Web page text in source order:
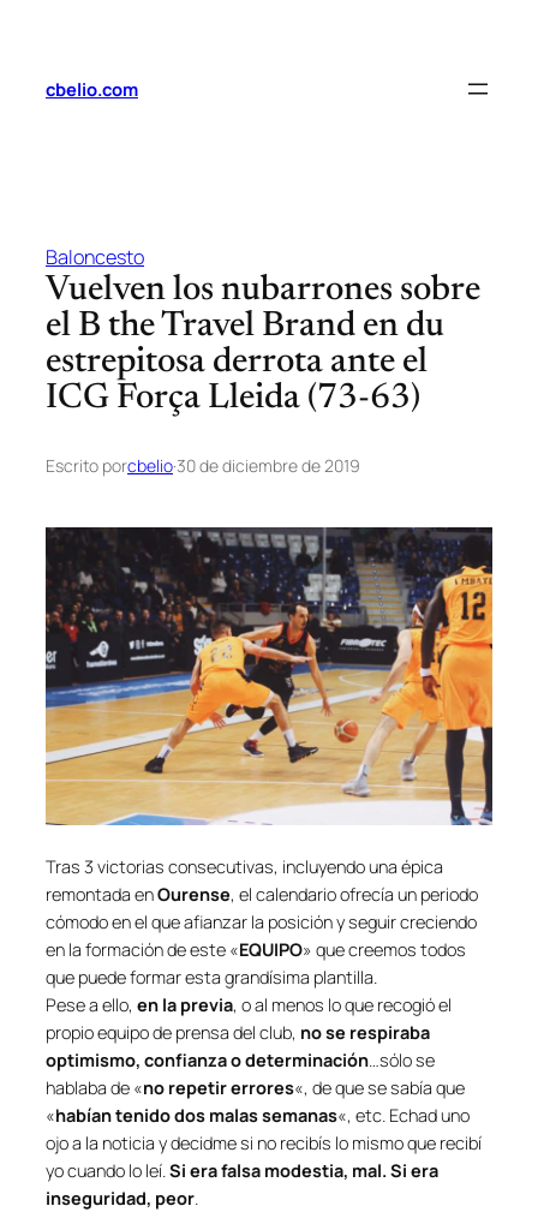
contenido
cbelio.com
Baloncesto
Vuelven los nubarrones sobre
el B the Travel Brand en du
estrepitosa derrota ante el
ICG Força Lleida (73-63)
Escrito porcbelio·30 de diciembre de 2019
Tras 3 victorias consecutivas, incluyendo una épica
remontada enOurense, el calendario ofrecía un periodo
cómodo en el que afianzar la posición y seguir creciendo
en la formación de este «EQUIPO» que creemos todos
que puede formar esta grandísima plantilla.
Pese a ello, en la previa, o al menos lo que recogió el
propio equipo de prensa del club, no se respiraba
optimismo, confianza o determinación…sólo se
hablaba de «no repetir errores«, de que se sabía que
«habían tenido dos malas semanas«, etc. Echad uno
ojo a la noticia y decidme si no recibís lo mismo que recibí
yo cuando lo leí.Si era falsa modestia, mal. Si era
inseguridad, peor.